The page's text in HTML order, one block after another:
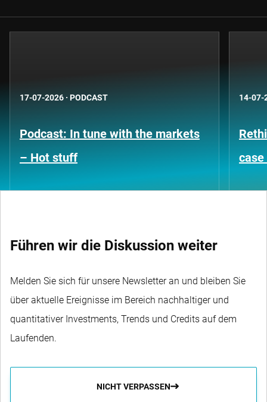
17-07-2026 · PODCAST
Podcast: In tune with the markets
– Hot stuff
14-07-
Führen wir die Diskussion weiter
Melden Sie sich für unsere Newsletter an und bleiben Sie
über aktuelle Ereignisse im Bereich nachhaltiger und
quantitativer Investments, Trends und Credits auf dem
Laufenden.
NICHT VERPASSEN